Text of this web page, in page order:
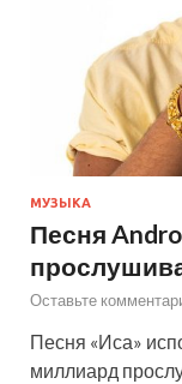
МУЗЫКА
Песня
Оставьте
Песня «Иса»
миллиард